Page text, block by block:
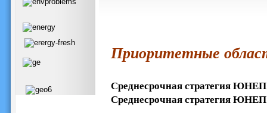
Приоритетные
Среднесрочная стратегия ЮНЕП
Среднесрочная стратегия ЮНЕП